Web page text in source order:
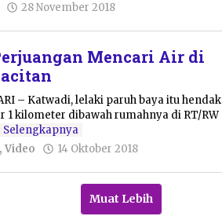
28 November 2018
Mencari Air di
– Katwadi, lelaki paruh baya itu hendak
1 kilometer dibawah rumahnya di RT/RW
Selengkapnya
,Video 14 Oktober 2018
Muat Lebih